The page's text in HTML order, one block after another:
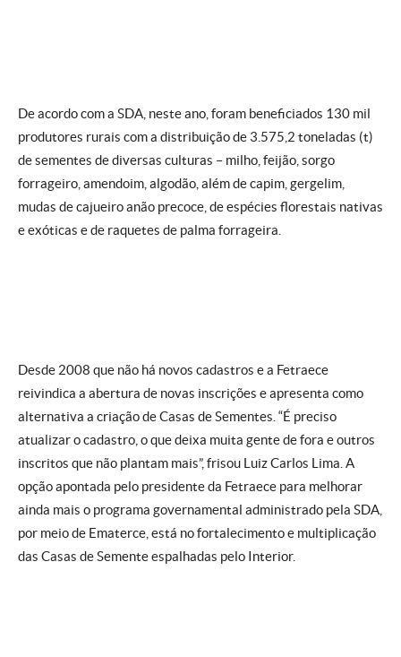
De acordo com a SDA, neste ano, foram beneficiados 130 mil
produtores rurais com a distribuição de 3.575,2 toneladas (t)
de sementes de diversas culturas – milho, feijão, sorgo
forrageiro, amendoim, algodão, além de capim, gergelim,
mudas de cajueiro anão precoce, de espécies florestais nativas
e exóticas e de raquetes de palma forrageira.
Desde 2008 que não há novos cadastros e a Fetraece
reivindica a abertura de novas inscrições e apresenta como
alternativa a criação de Casas de Sementes. “É preciso
atualizar o cadastro, o que deixa muita gente de fora e outros
inscritos que não plantam mais”, frisou Luiz Carlos Lima. A
opção apontada pelo presidente da Fetraece para melhorar
ainda mais o programa governamental administrado pela SDA,
por meio de Ematerce, está no fortalecimento e multiplicação
das Casas de Semente espalhadas pelo Interior.